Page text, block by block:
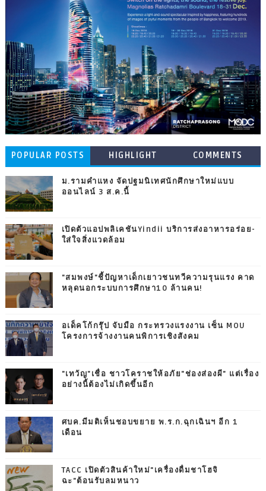
POPULAR POSTS HIGHLIGHT COMMENTS
ม.รามคำแหง จัดปฐมนิเทศนักศึกษาใหม่แบบ
ออนไลน์ 3 ส.ค.นี้
เปิดตัวแอปพลิเคชันYindii บริการส่งอาหารอร่อย-
ใส่ใจสิ่งแวดล้อม
"สมพงษ์"ชี้ปัญหาเด็กเยาวชนทวีความรุนแรง คาด
หลุดนอกระบบการศึกษา10 ล้านคน!
อเด็คโก้กรุ๊ป จับมือ กระทรวงแรงงาน เซ็น MOU
โครงการจ้างงานคนพิการเชิงสังคม
"เทวัญ"เชื่อ ชาวโคราชให้อภัย"ช่องส่องผี" แต่เรื่อง
อย่างนี้ต้องไม่เกิดขึ้นอีก
ศบค.มีมติเห็นชอบขยาย พ.ร.ก.ฉุกเฉินฯ อีก 1
เดือน
TACC เปิดตัวสินค้าใหม่"เครื่องดื่มชาโฮจิ
ฉะ"ต้อนรับลมหนาว